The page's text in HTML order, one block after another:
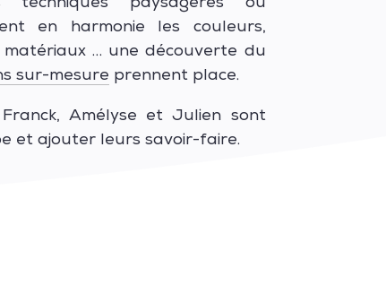
techniques paysagères où
en harmonie les couleurs,
… une découverte du
sur-mesure prennent place.
Franck, Amélyse et Julien sont
et ajouter leurs savoir-faire.